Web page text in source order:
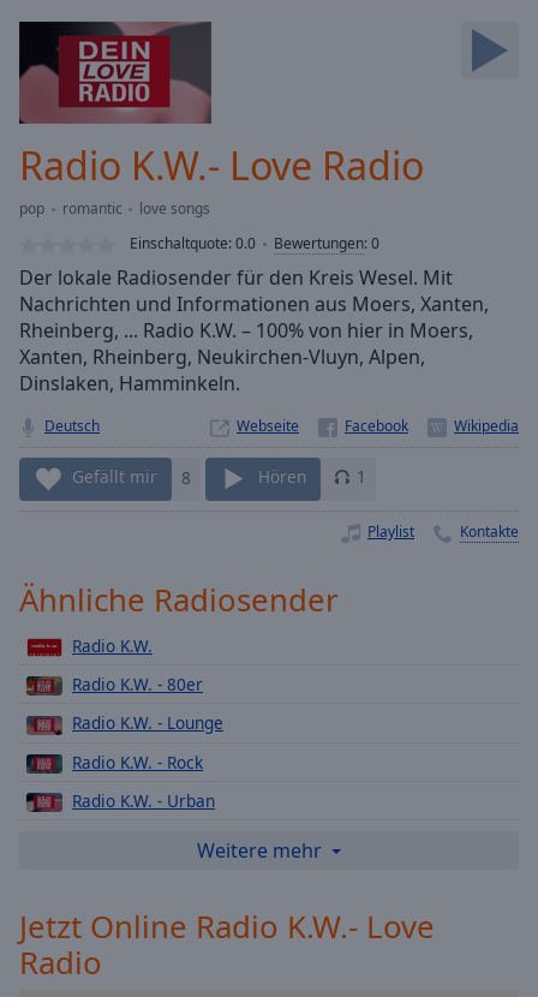
Forward
Current
Loaded:
Stream
TypeLIVE
Seek to
currently
behind
Remaining
Time-
Descriptions
descriptions
off
selected
settings,
opens
Radio K.W.- Love Radio
pop romantic
love songs
Einschaltquote:0.0 Bewertungen:0
Der lokale Radiosender für den Kreis Wesel. Mit
Nachrichten und Informationen aus Moers, Xanten,
Rheinberg, ... Radio K.W. – 100% von hier in Moers,
Xanten, Rheinberg, Neukirchen-Vluyn, Alpen,
Dinslaken, Hamminkeln.
Deutsch Webseite
Gefällt mir 8 Hören 1
Playlist Kontakte
Ähnliche Radiosender
Radio K.W.
Radio K.W. - 80er
Radio K.W. - Lounge
Radio K.W. - Rock
Radio K.W. - Urban
Radio K.W. - Top 40
Radio K.W. - 90er
Radio K.W.- Deutsch Pop
Weitere mehr
Jetzt Online Radio K.W.- Love
Radio